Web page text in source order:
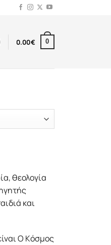
0.00€ 0
θεολογία
και
O Kόσμος